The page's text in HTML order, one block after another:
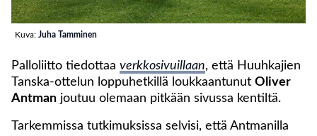
Kuva: Juha Tamminen
Palloliitto tiedottaa verkkosivuillaan, että Huuhkajien
Tanska-ottelun loppuhetkillä loukkaantunut Oliver
Antman joutuu olemaan pitkään sivussa kentiltä.
Tarkemmissa tutkimuksissa selvisi, että Antmanilla